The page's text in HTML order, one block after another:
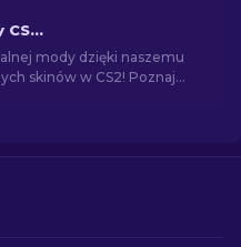
Najlepsze skiny CS2 [2026]
mody dzięki naszemu
skinów w CS2! Poznaj